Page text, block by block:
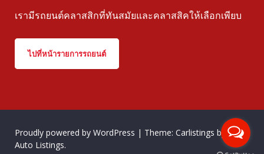
เรามีรถยนต์คลาสสิกที่ทันสมัยและคลาสสิคให้เลือกเพียบ
ไปที่หน้ารายการรถยนต์
Proudly powered by WordPress | Theme: Carlistings byWP
Auto Listings.